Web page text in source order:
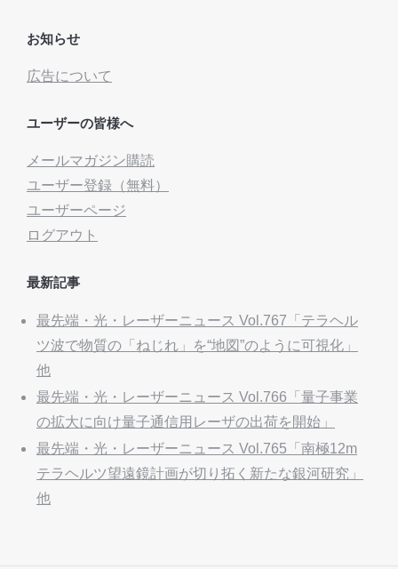
お知らせ
広告について
ユーザーの皆様へ
メールマガジン購読
ユーザー登録（無料）
ユーザーページ
ログアウト
最新記事
最先端・光・レーザーニュース Vol.767「テラヘル
ツ波で物質の「ねじれ」を“地図”のように可視化」
他
最先端・光・レーザーニュース Vol.766「量子事業
の拡大に向け量子通信用レーザの出荷を開始」
最先端・光・レーザーニュース Vol.765「南極12m
テラヘルツ望遠鏡計画が切り拓く新たな銀河研究」
他